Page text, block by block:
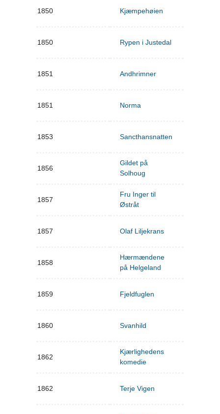
1850 Kjæmpehøien
1850 Rypen i Justedal
1851 Andhrimner
1851 Norma
1853 Sancthansnatten
1856
Gildet på
Solhoug
1857
Fru Inger til
Østråt
1857 Olaf Liljekrans
1858
Hærmændene
på Helgeland
1859 Fjeldfuglen
1860 Svanhild
1862
Kjærlighedens
komedie
1862 Terje Vigen